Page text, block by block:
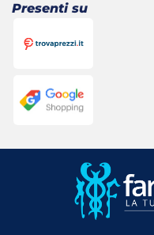
Presenti su